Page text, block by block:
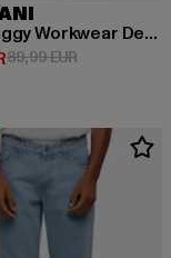
Retro Baggy Workwear Denim Loose Fit
Preis: 60,29 EUR
89,99 EURAktionspreis: